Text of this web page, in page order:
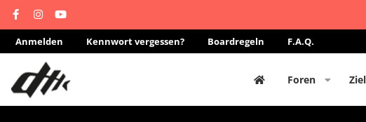
Anmelden Kennwort vergessen? Boardregeln F.A.Q.
Foren